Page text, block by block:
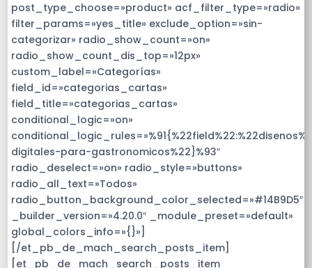
post_type_choose=»product» acf_filter_type=»radio»
filter_params=»yes_title» exclude_option=»sin-
categorizar» radio_show_count=»on»
radio_show_count_dis_top=»12px»
custom_label=»Categorías»
field_id=»categorias_cartas»
field_title=»categorias_cartas»
conditional_logic=»on»
digitales-para-gastronomicos%22}%93″
radio_deselect=»on» radio_style=»buttons»
radio_all_text=»Todos»
radio_button_background_color_selected=»#14B9D5″
_builder_version=»4.20.0″ _module_preset=»default»
global_colors_info=»{}»]
[/et_pb_de_mach_search_posts_item]
[et_pb_de_mach_search_posts_item